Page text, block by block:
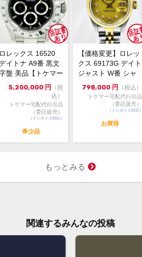
ロレックス 16520
イトナ A9番 黒文
盤 美品【トケマー
宅配出品（委託販...
5,200,000 円
（税
込）
トケマー宅配代行出品
（委託販売）
（インボイス対応）
希少品
【価格変更】ロレッ
クス 69173G デイト
ジャスト W番 シャ
ンパンゴールド 中...
798,000 円 （税込）
トケマー宅配代行出品
（委託販売）
（インボイス対応）
お買得
もっとみる
関連するみんなの投稿